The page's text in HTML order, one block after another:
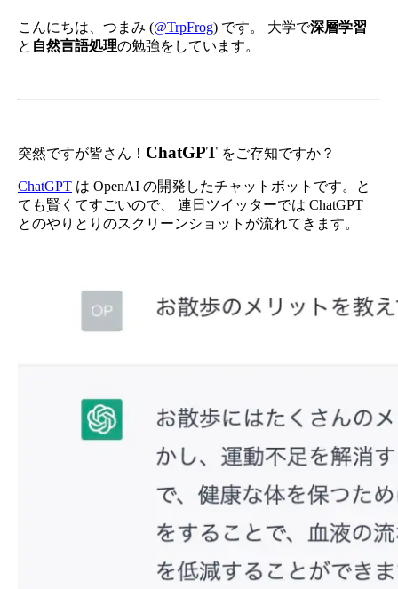
こんにちは、つまみ (@TrpFrog) です。 大学で深層学習
と 自然言語処理の勉強をしています。
突然ですが皆さん！ ChatGPT をご存知ですか？
ChatGPT は OpenAI の開発したチャットボットです。と
ても賢くてすごいので、 連日ツイッターでは ChatGPT
とのやりとりのスクリーンショットが流れてきます。